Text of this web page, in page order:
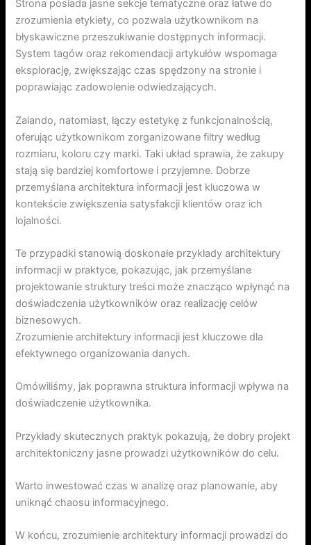
Strona posiada jasne sekcje tematyczne oraz łatwe do
zrozumienia etykiety, co pozwala użytkownikom na
błyskawiczne przeszukiwanie dostępnych informacji.
System tagów oraz rekomendacji artykułów wspomaga
eksplorację, zwiększając czas spędzony na stronie i
poprawiając zadowolenie odwiedzających.
Zalando, natomiast, łączy estetykę z funkcjonalnością,
oferując użytkownikom zorganizowane filtry według
rozmiaru, koloru czy marki. Taki układ sprawia, że zakupy
stają się bardziej komfortowe i przyjemne. Dobrze
przemyślana architektura informacji jest kluczowa w
kontekście zwiększenia satysfakcji klientów oraz ich
lojalności.
Te przypadki stanowią doskonałe przykłady architektury
informacji w praktyce, pokazując, jak przemyślane
projektowanie struktury treści może znacząco wpłynąć na
doświadczenia użytkowników oraz realizację celów
biznesowych.
Zrozumienie architektury informacji jest kluczowe dla
efektywnego organizowania danych.
Omówiliśmy, jak poprawna struktura informacji wpływa na
doświadczenie użytkownika.
Przykłady skutecznych praktyk pokazują, że dobry projekt
architektoniczny jasne prowadzi użytkowników do celu.
Warto inwestować czas w analizę oraz planowanie, aby
uniknąć chaosu informacyjnego.
W końcu, zrozumienie architektury informacji prowadzi do